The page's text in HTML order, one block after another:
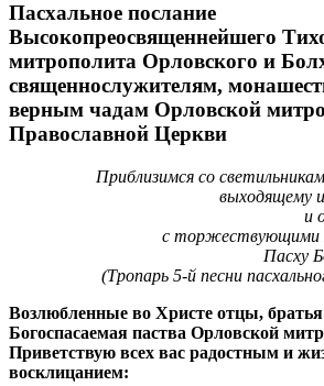
Пасхальное послание
Высокопреосвященнейшего
митрополита Орловского и
священнослужителям,
верным чадам Орловской
Православной Церкви
Приблизимся со
выходящему
и
с торжествующими
Пасху
(Тропарь 5-й песни
Возлюбленные во Христе отцы,
Богоспасаемая паства Орловской
Приветствую всех вас радостным и
восклицанием: